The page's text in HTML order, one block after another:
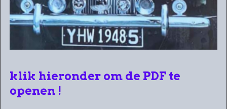
klik hieronder om de PDF te
openen !